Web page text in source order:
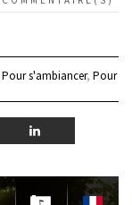
Pour s'ambiancer, Pour